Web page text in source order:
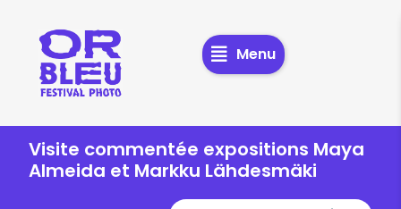
Menu
Visite commentée expositions Maya
Almeida et Markku Lähdesmäki